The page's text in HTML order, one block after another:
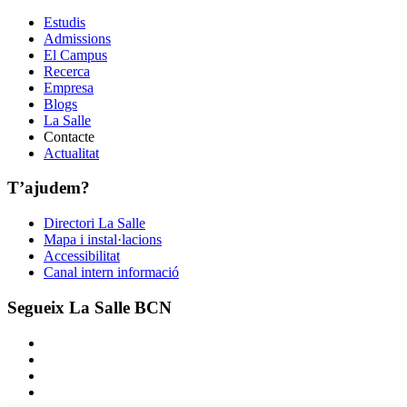
Estudis
Admissions
El Campus
Recerca
Empresa
Blogs
La Salle
Contacte
Actualitat
T’ajudem?
Directori La Salle
Mapa i instal·lacions
Accessibilitat
Canal intern informació
Segueix La Salle BCN